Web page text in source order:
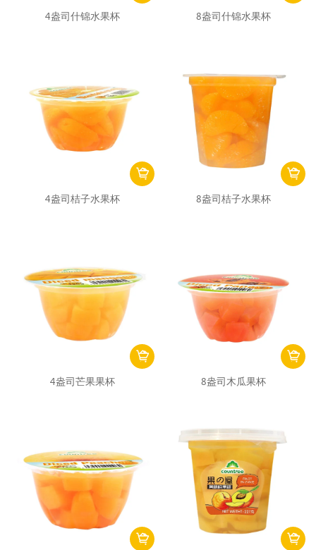
4盎司什锦水果杯 8盎司什锦水果杯
4盎司桔子水果杯 8盎司桔子水果杯
4盎司芒果果杯 8盎司木瓜果杯